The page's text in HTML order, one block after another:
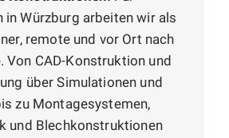
in Würzburg arbeiten wir als
remote und vor Ort nach
Von CAD-Konstruktion und
über Simulationen und
zu Montagesystemen,
und Blechkonstruktionen